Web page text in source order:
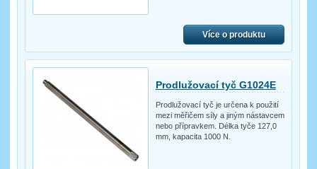
Více o produktu
Prodlužovací tyč G1024E
Prodlužovací tyč je určena k použití
mezi měřičem síly a jiným nástavcem
nebo přípravkem. Délka tyče 127,0
mm, kapacita 1000 N.